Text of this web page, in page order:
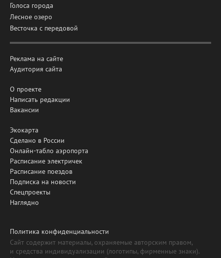
Голоса города
Лесное озеро
Весточка с передовой
Реклама на сайте
Аудитория сайта
О проекте
Написать редакции
Вакансии
Экокарта
Сделано в России
Онлайн-табло аэропорта
Расписание электричек
Расписание поездов
Подписка на новости
Спецпроекты
Наглядно
Политика конфиденциальности
Сайт содержит материалы, охраняемые авторским правом,
и средства индивидуализации (логотипы, фирменные знаки).